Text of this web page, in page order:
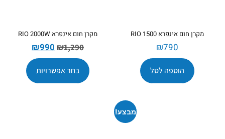
מקרן חום אינפרא RIO 1500
₪790
הוספה לסל
מקרן חום אינפרא RIO 2000W
₪1,290
₪990
בחר אפשרויות
מבצע!